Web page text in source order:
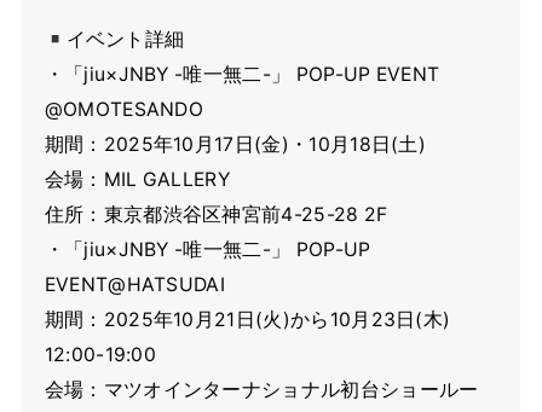
イベント詳細
・「jiu×JNBY -唯一無二-」 POP-UP EVENT
@OMOTESANDO
期間：2025年10月17日(金)・10月18日(土)
会場：MIL GALLERY
住所：東京都渋谷区神宮前4-25-28 2F
・「jiu×JNBY -唯一無二-」 POP-UP
EVENT@HATSUDAI
期間：2025年10月21日(火)から10月23日(木)
12:00-19:00
会場：マツオインターナショナル初台ショールー